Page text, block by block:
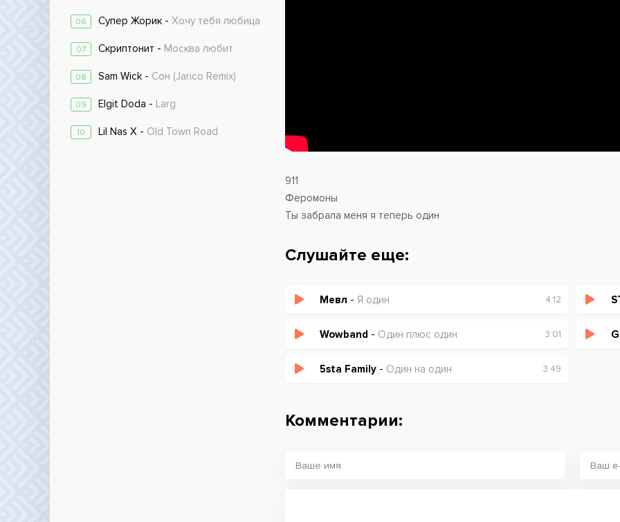
06 Супер Жорик - Хочу тебя любица
07 Скриптонит - Москва любит
08 Sam Wick - Сон (Jarico Remix)
09 Elgit Doda - Larg
10 Lil Nas X - Old Town Road
911
Феромоны
Ты забрала меня я теперь один
Слушайте еще:
Мевл - Я один 4:12
Wowband - Один плюс один 3:01
5sta Family - Один на один 3:49
Комментарии: